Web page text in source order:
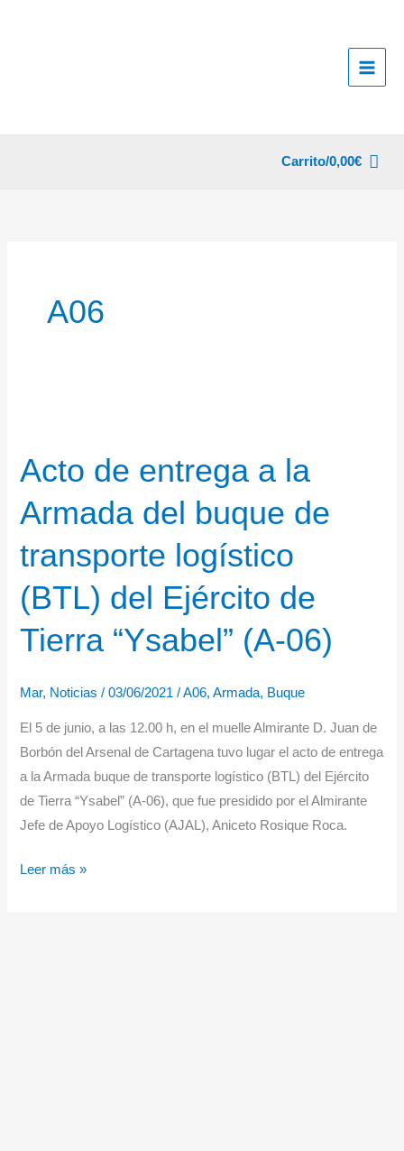
Carrito/0,00€
A06
Acto de entrega a la
Armada del buque de
transporte logístico
(BTL) del Ejército de
Tierra “Ysabel” (A-06)
Mar, Noticias /03/06/2021/A06,Armada, Buque
El 5 de junio, a las 12.00 h, en el muelle Almirante D. Juan de
Borbón del Arsenal de Cartagena tuvo lugar el acto de entrega
a la Armada buque de transporte logístico (BTL) del Ejército
de Tierra “Ysabel” (A-06), que fue presidido por el Almirante
Jefe de Apoyo Logístico (AJAL), Aniceto Rosique Roca.
Acto
Leer más »